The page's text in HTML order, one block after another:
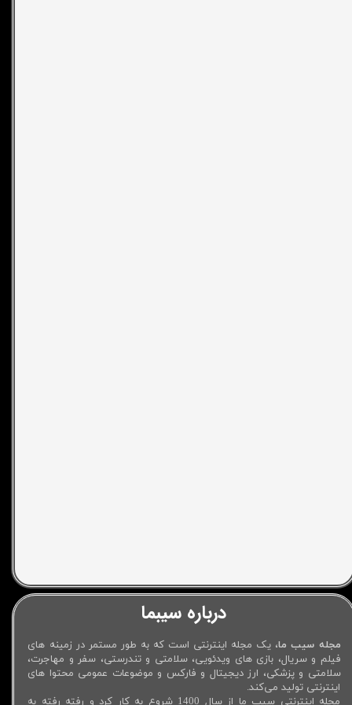
درباره سیبما
مجله سیب ما، یک مجله اینترنتی است که به طور مستمر در زمینه های
فیلم و سریال، بازی های ویدئویی، سلامتی و تندرستی، سفر و مهاجرت،
سلامتی و پزشکی، ارز دیجیتال و فارکس و موضوعات عمومی محتوا های
اینترنتی تولید می‌کند.
مجله اینترنتی سیب ما از سال 1400 شروع به کار کرد و رفته رفته به